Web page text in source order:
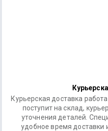
Курьерская доставка
поступит на склад,
уточнения деталей.
удобное время доставки